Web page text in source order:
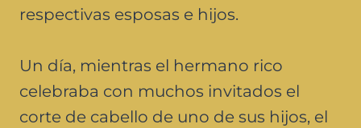
respectivas esposas e hijos.
Un día, mientras el hermano rico
celebraba con muchos invitados el
corte de cabello de uno de sus hijos, el